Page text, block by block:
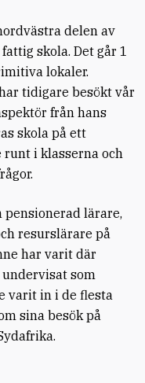
delen av
skola. Det går 1
lokaler.
tidigare besökt vår
från hans
skola på ett
runt i klasserna och
lärare,
resurslärare på
har varit där
som
varit in i de flesta
sina besök på